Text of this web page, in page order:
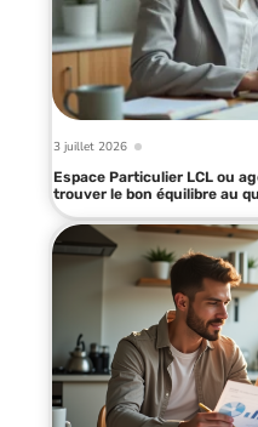
3 juillet 2026
Espace Particulier LCL ou
trouver le bon équilibre au